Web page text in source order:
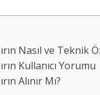
Nasıl ve Teknik
Kullanıcı Yorumu
Alınır Mı?